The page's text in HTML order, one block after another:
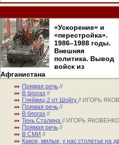
«Ускорение» и
«перестройка».
1986–1988 годы.
Внешняя
политика. Вывод
войск из
Афганистана
Прямая речь //
В блогах //
Гляйвиц-2 от Шойгу // ИГОРЬ
Прямая речь //
В блогах //
Тень Сталина // ИГОРЬ ЯКОВЕНКО
Прямая речь //
В СМИ //
Какое, милые, у нас столетье на